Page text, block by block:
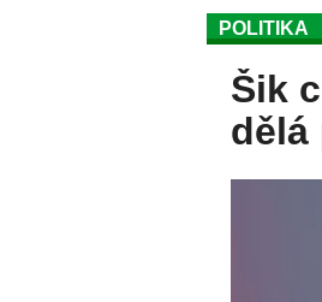
POLITIKA
Šik
dělá